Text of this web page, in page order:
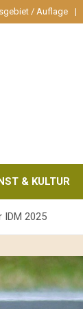
/ Auflage
& KULTUR
IDM 2025